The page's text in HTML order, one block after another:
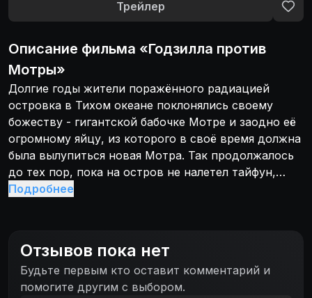
Трейлер
Описание фильма «Годзилла против
Мотры»
Долгие годы жители поражённого радиацией
островка в Тихом океане поклонялись своему
божеству - гигантской бабочке Мотре и заодно её
огромному яйцу, из которого в своё время должна
была вылупиться новая Мотра. Так продолжалось
до тех пор, пока на остров не налетел тайфун,
который смыл драгоценное яйцо в море и прибил
вернуть яйцо обратно, но получила отказ: находка
уже попала в руки крупной корпорации, решившей
превратить яйцо в прибыльный аттракцион для
Подробнее
Отзывов пока нет
Будьте первым кто оставит комментарий и
помогите другим с выбором.